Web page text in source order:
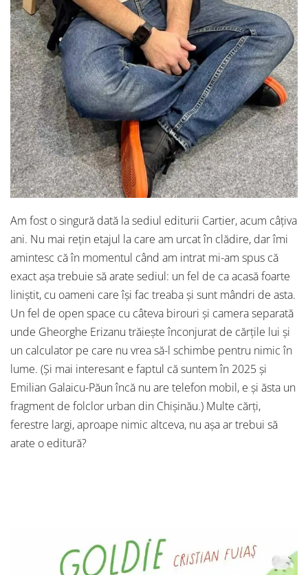
Am fost o singură dată la sediul editurii Cartier, acum câțiva
ani. Nu mai rețin etajul la care am urcat în clădire, dar îmi
amintesc că în momentul când am intrat mi-am spus că
exact așa trebuie să arate sediul: un fel de ca acasă foarte
liniștit, cu oameni care își fac treaba și sunt mândri de asta.
Un fel de open space cu câteva birouri și camera separată
unde Gheorghe Erizanu trăiește înconjurat de cărțile lui și
un calculator pe care nu vrea să-l schimbe pentru nimic în
lume. (Și mai interesant e faptul că suntem în 2025 și
Emilian Galaicu-Păun încă nu are telefon mobil, e și ăsta un
fragment de folclor urban din Chișinău.) Multe cărți,
ferestre largi, aproape nimic altceva, nu așa ar trebui să
arate o editură?